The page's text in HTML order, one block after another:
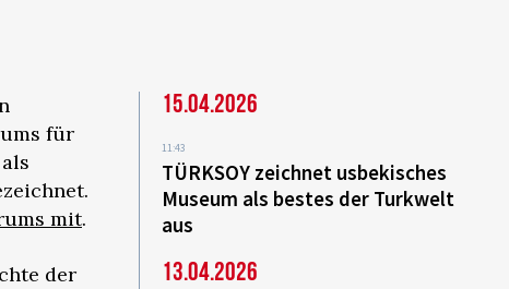
für
mit.
der
15.04.2026
11:43
TÜRKSOY zeichnet usbekisches
Museum als bestes der Turkwelt
aus
13.04.2026